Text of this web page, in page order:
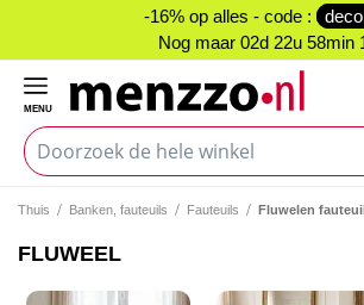
-16% op alles - code :
Nog maar 02d 22u 58min
MENU
Thuis Banken, fauteuils Fauteuils Fluwelen
FLUWEEL